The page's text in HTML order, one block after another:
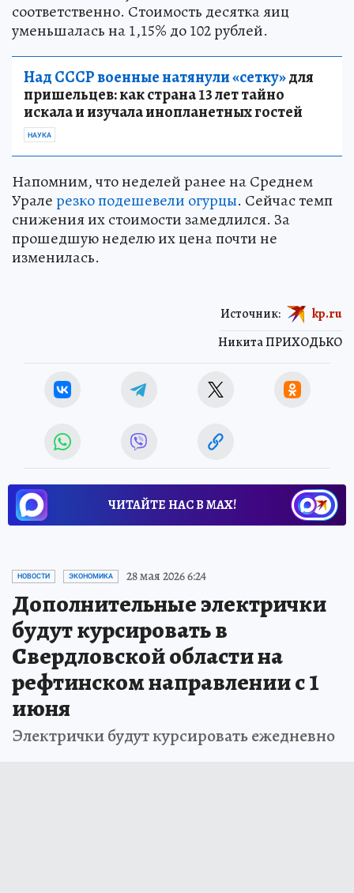
соответственно. Стоимость десятка яиц
уменьшалась на 1,15% до 102 рублей.
Над СССР военные натянули «сетку»для
пришельцев: как страна 13 лет тайно
искала и изучала инопланетных гостей
НАУКА
Напомним, что неделей ранее на Среднем
Уралерезко подешевели огурцы. Сейчас темп
снижения их стоимости замедлился. За
прошедшую неделю их цена почти не
изменилась.
Никита ПРИХОДЬКО
Источник: kp.ru
ЧИТАЙТЕ НАС В МАХ!
НОВОСТИ ЭКОНОМИКА 28 мая 2026 6:24
Дополнительные электрички
будут курсировать в
Свердловской области на
рефтинском направлении с 1
июня
Электрички будут курсировать ежедневно